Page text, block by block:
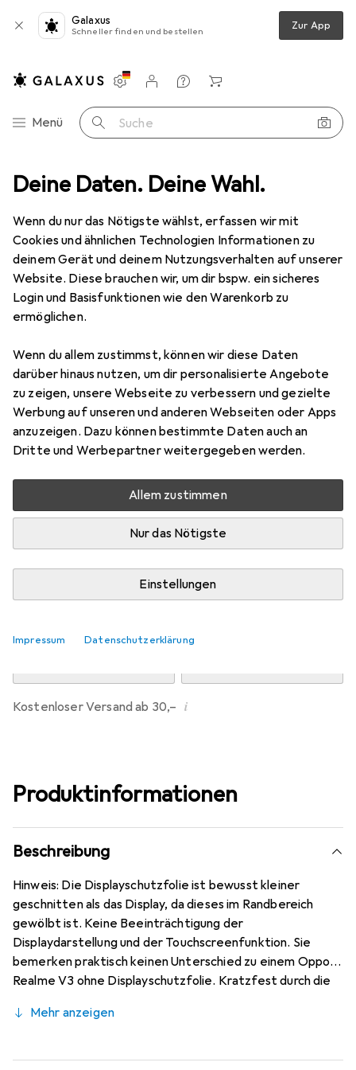
Deine Daten. Deine Wahl.
Wenn du nur das Nötigste wählst, erfassen wir mit
Cookies und ähnlichen Technologien Informationen zu
deinem Gerät und deinem Nutzungsverhalten auf unserer
Website. Diese brauchen wir, um dir bspw. ein sicheres
Login und Basisfunktionen wie den Warenkorb zu
ermöglichen.
Wenn du allem zustimmst, können wir diese Daten
darüber hinaus nutzen, um dir personalisierte Angebote
zu zeigen, unsere Webseite zu verbessern und gezielte
Werbung auf unseren und anderen Webseiten oder Apps
anzuzeigen. Dazu können bestimmte Daten auch an
Dritte und Werbepartner weitergegeben werden.
Allem zustimmen
Nur das Nötigste
Einstellungen
Impressum Datenschutzerklärung
Galaxus
Schneller finden und bestellen Zur App
Navigation nach Kategorien
Menü Suche
Einstellungen
Kundenkonto
Vergleichslisten
Merklisten
Warenkorb
Smartphone Schutzfolie Dipos Displayschutzfolie Crystalclear
5 Bilder
DiposDisplayschutzfolie Crystalclear
Preis in EUR inkl. MwSt.
EUR
3,89
Bewertungen Marke
Mehr von Dipos
Mi, 12.8. geliefert
Mehr als 10 Stück an Lager beim Drittanbieter
Lieferort angeben für genaue Lieferzeit
Kostenloser Versand ab 30,– i
Produktinformationen
Beschreibung
Hinweis: Die Displayschutzfolie ist bewusst kleiner
geschnitten als das Display, da dieses im Randbereich
gewölbt ist. Keine Beeinträchtigung der
Displaydarstellung und der Touchscreenfunktion. Sie
bemerken praktisch keinen Unterschied zu einem Oppo
Realme V3 ohne Displayschutzfolie. Kratzfest durch die
gegen Kratzer und Abrasion! 4H Bleistifthärte. Bewusst
ist (siehe Fotos), blasenfrei und jederzeit rückstandsfrei
Mehr anzeigen